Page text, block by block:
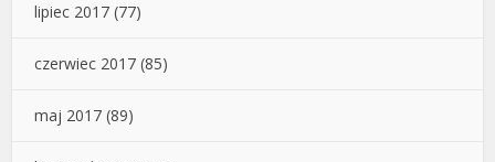
lipiec 2017 (77)
czerwiec 2017 (85)
maj 2017 (89)